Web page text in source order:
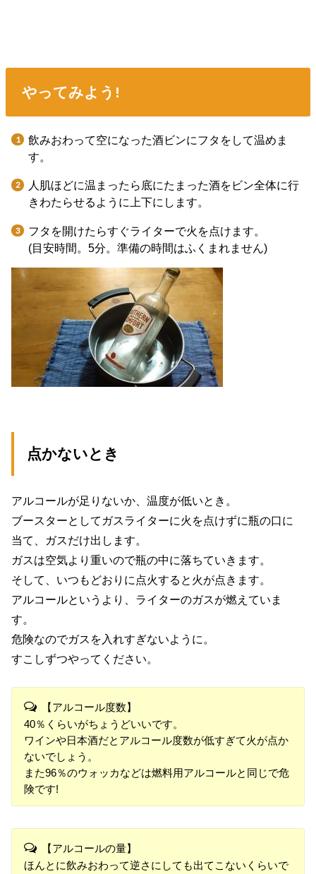
やってみよう!
飲みおわって空になった酒ビンにフタをして温めま
す。
人肌ほどに温まったら底にたまった酒をビン全体に行
きわたらせるように上下にします。
フタを開けたらすぐライターで火を点けます。
(目安時間。5分。準備の時間はふくまれません)
点かないとき
アルコールが足りないか、温度が低いとき。
ブースターとしてガスライターに火を点けずに瓶の口に
当て、ガスだけ出します。
ガスは空気より重いので瓶の中に落ちていきます。
そして、いつもどおりに点火すると火が点きます。
アルコールというより、ライターのガスが燃えていま
す。
危険なのでガスを入れすぎないように。
すこしずつやってください。
【アルコール度数】
40％くらいがちょうどいいです。
ワインや日本酒だとアルコール度数が低すぎて火が点か
ないでしょう。
また96％のウォッカなどは燃料用アルコールと同じで危
険です!
【アルコールの量】
ほんとに飲みおわって逆さにしても出てこないくらいで